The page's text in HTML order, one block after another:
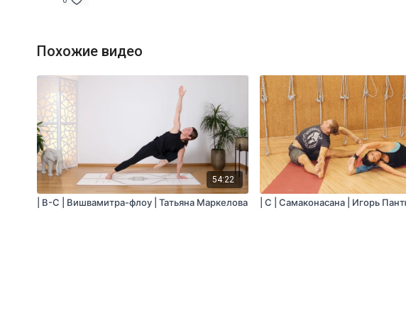
Похожие видео
54:22
| B-C | Вишвамитра-флоу | Татьяна Маркелова | С | Самаконасана | Игорь